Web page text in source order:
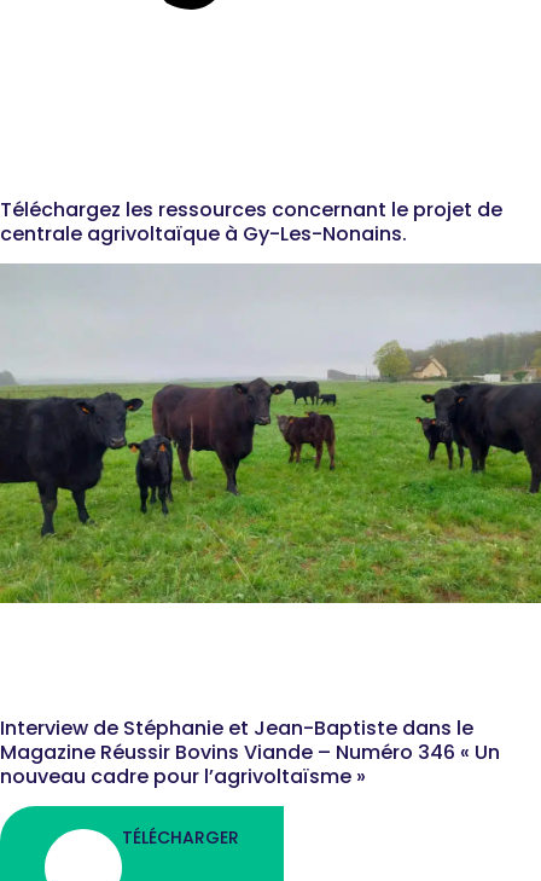
Téléchargez les ressources concernant le projet de
centrale agrivoltaïque à Gy-Les-Nonains.
Interview de Stéphanie et Jean-Baptiste dans le
Magazine Réussir Bovins Viande – Numéro 346 « Un
nouveau cadre pour l’agrivoltaïsme »
TÉLÉCHARGER